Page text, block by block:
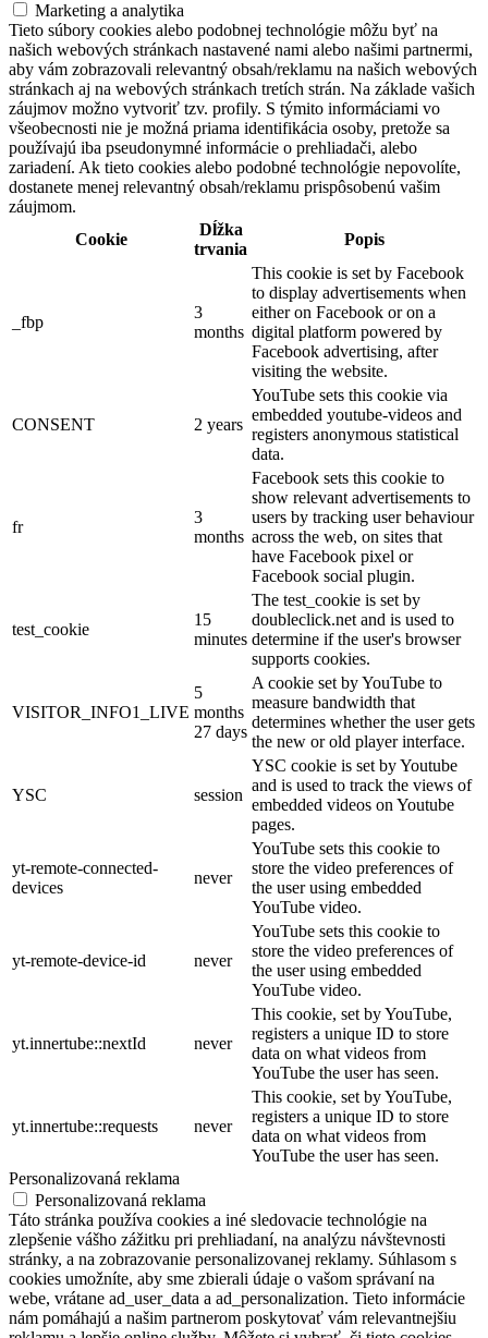
Marketing a analytika
Tieto súbory cookies alebo podobnej technológie môžu byť na
našich webových stránkach nastavené nami alebo našimi partnermi,
aby vám zobrazovali relevantný obsah/reklamu na našich webových
stránkach aj na webových stránkach tretích strán. Na základe vašich
záujmov možno vytvoriť tzv. profily. S týmito informáciami vo
všeobecnosti nie je možná priama identifikácia osoby, pretože sa
používajú iba pseudonymné informácie o prehliadači, alebo
zariadení. Ak tieto cookies alebo podobné technológie nepovolíte,
dostanete menej relevantný obsah/reklamu prispôsobenú vašim
záujmom.
Cookie
Dĺžka
trvania
Popis
_fbp
3
months
This cookie is set by Facebook
to display advertisements when
either on Facebook or on a
digital platform powered by
Facebook advertising, after
visiting the website.
CONSENT 2 years
YouTube sets this cookie via
embedded youtube-videos and
registers anonymous statistical
data.
fr
3
months
Facebook sets this cookie to
show relevant advertisements to
users by tracking user behaviour
across the web, on sites that
have Facebook pixel or
Facebook social plugin.
test_cookie
15
minutes
The test_cookie is set by
doubleclick.net and is used to
determine if the user's browser
supports cookies.
VISITOR_INFO1_LIVE
5
months
27 days
A cookie set by YouTube to
measure bandwidth that
determines whether the user gets
the new or old player interface.
YSC session
YSC cookie is set by Youtube
and is used to track the views of
embedded videos on Youtube
pages.
yt-remote-connected-
devices
never
YouTube sets this cookie to
store the video preferences of
the user using embedded
YouTube video.
yt-remote-device-id never
YouTube sets this cookie to
store the video preferences of
the user using embedded
YouTube video.
yt.innertube::nextId never
This cookie, set by YouTube,
registers a unique ID to store
data on what videos from
YouTube the user has seen.
yt.innertube::requests never
This cookie, set by YouTube,
registers a unique ID to store
data on what videos from
YouTube the user has seen.
Personalizovaná reklama
Personalizovaná reklama
Táto stránka používa cookies a iné sledovacie technológie na
zlepšenie vášho zážitku pri prehliadaní, na analýzu návštevnosti
stránky, a na zobrazovanie personalizovanej reklamy. Súhlasom s
cookies umožníte, aby sme zbierali údaje o vašom správaní na
webe, vrátane ad_user_data a ad_personalization. Tieto informácie
nám pomáhajú a našim partnerom poskytovať vám relevantnejšiu